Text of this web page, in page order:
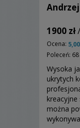
1900 zł
Ocena:
Poleceń: 68
Wysoka
ukrytych
kreacyjne
można